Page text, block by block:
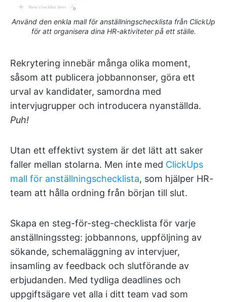
Använd den enkla mall för anställningschecklista från ClickUp
för att organisera dina HR-aktiviteter på ett ställe.
Rekrytering innebär många olika moment,
såsom att publicera jobbannonser, göra ett
urval av kandidater, samordna med
intervjugrupper och introducera nyanställda.
Puh!
Utan ett effektivt system är det lätt att saker
faller mellan stolarna. Men inte med ClickUps
mall för anställningschecklista, som hjälper HR-
team att hålla ordning från början till slut.
Skapa en steg-för-steg-checklista för varje
anställningssteg: jobbannons, uppföljning av
sökande, schemaläggning av intervjuer,
insamling av feedback och slutförande av
erbjudanden. Med tydliga deadlines och
uppgiftsägare vet alla i ditt team vad som